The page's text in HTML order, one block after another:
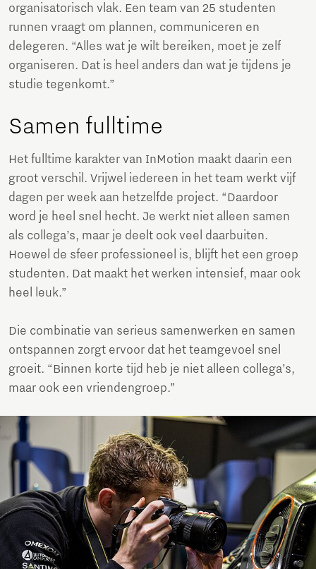
organisatorisch vlak. Een team van 25 studenten
runnen vraagt om plannen, communiceren en
delegeren. “Alles wat je wilt bereiken, moet je zelf
organiseren. Dat is heel anders dan wat je tijdens je
studie tegenkomt.”
Samen fulltime
Het fulltime karakter van InMotion maakt daarin een
groot verschil. Vrijwel iedereen in het team werkt vijf
dagen per week aan hetzelfde project. “Daardoor
word je heel snel hecht. Je werkt niet alleen samen
als collega’s, maar je deelt ook veel daarbuiten.
Hoewel de sfeer professioneel is, blijft het een groep
studenten. Dat maakt het werken intensief, maar ook
heel leuk.”
Die combinatie van serieus samenwerken en samen
ontspannen zorgt ervoor dat het teamgevoel snel
groeit. “Binnen korte tijd heb je niet alleen collega’s,
maar ook een vriendengroep.”